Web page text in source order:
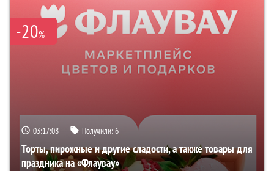
-20%
03:17:07 Получили:6
Торты, пирожные и другие сладости, а также товары для
праздника на «Флаувау»